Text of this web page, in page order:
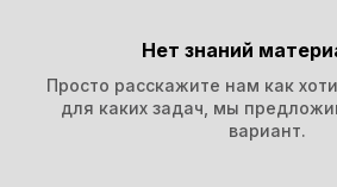
Нет знаний
Просто расскажите нам как
для каких задач, мы
вариант.